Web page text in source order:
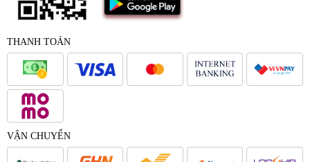
THANH TOÁN
VẬN CHUYỂN